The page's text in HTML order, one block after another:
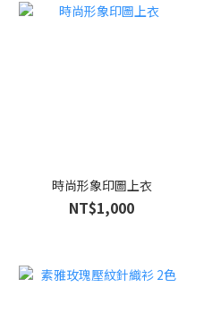
時尚形象印圖上衣
NT$1,000